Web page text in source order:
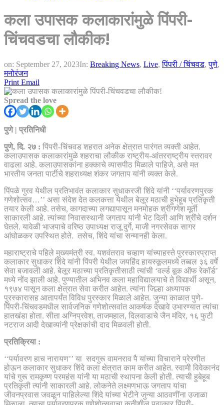
कला उपासक कलाकारांमुळे पिंपरी-
चिंचवडचा लौकीक!
on: September 27, 2023In: Breaking News, Live,पिंपरी / चिंचवड,पुणे,
मनोरंजन
Print Email
Spread the love
पुणे | प्रतिनिधी
पुणे, दि. २७ : पिंपरी-चिंचवड शहरात अनेक क्षेत्रात पारंगत व्यक्ती आहेत.
कलाउपासक कलाकारांमुळे शहराचा लौकीक राष्ट्रीय-आंतरराष्ट्रीय स्तरावर
वाढला आहे. कलाउपासकांना हक्काचे व्यासपीठ मिळाले पाहिजे, असे मत
भारतीय जनता पार्टीचे शहराध्यक्ष शंकर जगताप यांनी व्यक्त केले.
पिंपळे गुरव येथील प्रतिभावंत कलाकार सुधाकरजी शिंदे यांनी ‘‘पर्यावरणपुरक
गणेशोत्सव…’’ असा संदेश देत कलकत्ता येथील बेलूर मठाची हुभेहूब प्रतिकृती
तयार केली आहे. तसेच, कागदाच्या लगद्यापासून मनमोहक श्रीगणेश मूर्ती
साकारली आहे. त्यांच्या निवासस्थानी जगताप यांनी भेट दिली आणि श्रींचे दर्शन
घेतले. यावेळी भाजपाचे वरिष्ठ उपाध्यक्ष राजू दुर्गे, माजी नगरसेवक सागर
आंघोळकर उपस्थित होते. तसेच, शिंदे यांचा सन्मानही केला.
महाराष्ट्राचे पहिले मुख्यमंत्री स्व. यशवंतराव चव्हाण यांच्याहस्ते पुरस्कारप्राप्त
कलाकार सुधाकर शिंदे यांनी पिंपरी येथील जयहिंद हायस्कूलमध्ये तब्बल ३६ वर्षे
सेवा बजावली आहे. बेलूर मठाच्या प्रतिकृतीसाठी त्यांची ‘वर्ल्ड बूक ऑफ रेकॉर्ड’
मध्ये नोंद झाली आहे. पुण्यातील अभिनव कला महाविद्यालयाचे ते विद्यार्थी असून,
१९७४ पासून कला क्षेत्रात सेवा करीत आहेत. त्यांना जिल्हा अध्यापक
पुरस्कारासह आतापर्यंत विविध पुरस्कार मिळाले आहेत. जुन्या काळात पुणे-
पिंपरी-चिंचवडमधील सार्वजनिक गणेशोत्सवांत आकर्षक देखावे उभारण्यात त्यांचा
हातखंडा होता. सीता अग्निप्रवेश, ताजमहाल, दिलवाडाचे जैन मंदिर, १६ फुटी
नटराज आदी देखाव्यांनी प्रेक्षकांची दाद मिळवली होती.
प्रतिक्रिया :
‘‘पर्यावरण हाच नारायण’’ या सदगुरू वामनराव पै यांच्या विचाराने प्रेरणीत
होऊन कलाकार सुधाकर शिंदे कला क्षेत्रात काम करीत आहेत. स्वामी विवेकानंद
यांचे गुरू रामकृष्ण परमहंस यांनी या मठाची स्थापना केली होती. त्याची हुबेहूब
प्रतिकृती त्यांनी साकारली आहे. लोकनेते लक्ष्मणभाऊ जगताप यांचा
जीवनप्रवास जवळून पाहिलेल्या शिंदे यांच्या भेटीने जुन्या आठवणींना उजाळा